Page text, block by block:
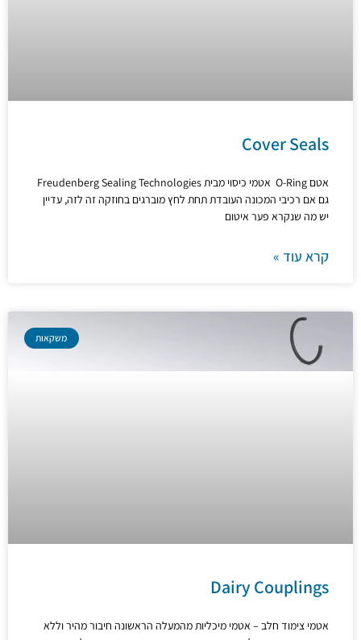
Cover Seals
אטם O-Ring אטמי כיסוי מבית Freudenberg Sealing Technologies
גם אם רכיבי המכונה העובדת תחת לחץ מוברגים בחוזקה זה לזה, עדיין
יש מה שנקרא פער איטום
קרא עוד »
משקאות
Dairy Couplings
אטמי צימוד חלב – אטמי מיכליות מהמעלה הראשונה חיבור מהיר וללא